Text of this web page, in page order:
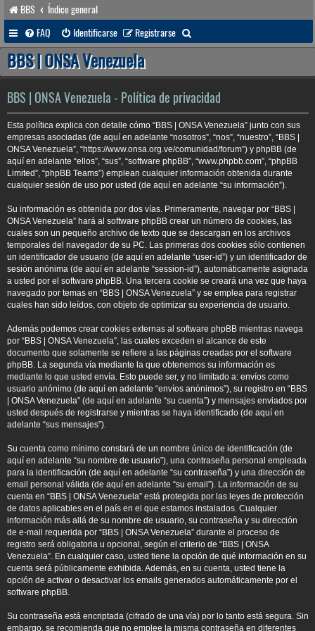
BBS
Índice general
FAQ
Identificarse Registrarse
u
a
r
BBS | ONSA Venezuela
BBS | ONSA Venezuela - Política de privacidad
Esta política explica con detalle cómo “BBS | ONSA Venezuela” junto con sus
empresas asociadas (de aquí en adelante “nosotros”, “nos”, “nuestro”, “BBS |
ONSA Venezuela”, “https://www.onsa.org.ve/comunidad/forum”) y phpBB (de
aquí en adelante “ellos”, “sus”, “software phpBB”, “www.phpbb.com”, “phpBB
Limited”, “phpBB Teams”) emplean cualquier información obtenida durante
cualquier sesión de uso por usted (de aquí en adelante “su información”).
Su información es obtenida por dos vías. Primeramente, navegar por “BBS |
ONSA Venezuela” hará al software phpBB crear un número de cookies, las
cuales son un pequeño archivo de texto que se descargan en los archivos
temporales del navegador de su PC. Las primeras dos cookies sólo contienen
un identificador de usuario (de aquí en adelante “user-id”) y un identificador de
sesión anónima (de aquí en adelante “session-id”), automáticamente asignada
a usted por el software phpBB. Una tercera cookie se creará una vez que haya
navegado por temas en “BBS | ONSA Venezuela” y se emplea para registrar
cuales han sido leídos, con objeto de optimizar su experiencia de usuario.
Además podemos crear cookies externas al software phpBB mientras navega
por “BBS | ONSA Venezuela”, las cuales exceden el alcance de este
documento que solamente se refiere a las páginas creadas por el software
phpBB. La segunda vía mediante la que obtenemos su información es
mediante lo que usted envía. Esto puede ser, y no limitado a: envíos como
usuario anónimo (de aquí en adelante “envíos anónimos”), su registro en “BBS
| ONSA Venezuela” (de aquí en adelante “su cuenta”) y mensajes enviados por
usted después de registrarse y mientras se haya identificado (de aquí en
adelante “sus mensajes”).
Su cuenta como mínimo constará de un nombre único de identificación (de
aquí en adelante “su nombre de usuario”), una contraseña personal empleada
para la identificación (de aquí en adelante “su contraseña”) y una dirección de
email personal válida (de aquí en adelante “su email”). La información de su
cuenta en “BBS | ONSA Venezuela” está protegida por las leyes de protección
de datos aplicables en el país en el que estamos instalados. Cualquier
información más allá de su nombre de usuario, su contraseña y su dirección
de e-mail requerida por “BBS | ONSA Venezuela” durante el proceso de
registro será obligatoria u opcional, según el criterio de “BBS | ONSA
Venezuela”. En cualquier caso, usted tiene la opción de qué información en su
cuenta será públicamente exhibida. Además, en su cuenta, usted tiene la
opción de activar o desactivar los emails generados automáticamente por el
software phpBB.
Su contraseña está encriptada (cifrado de una vía) por lo tanto está segura. Sin
embargo, se recomienda que no emplee la misma contraseña en diferentes